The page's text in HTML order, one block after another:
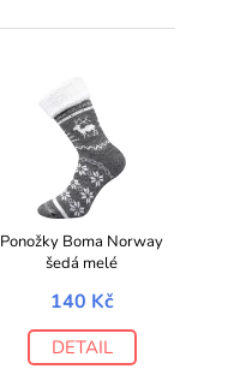
Ponožky Boma Norway
šedá melé
140 Kč
DETAIL